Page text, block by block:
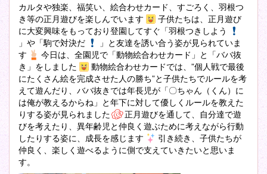
カルタや独楽、福笑い、絵合わせカード、すごろく、羽根つ
き等の正月遊びを楽しんでいます
子供たちは、正月遊び
に大変興味をもっており登園してすぐ「羽根つきしよう
」や「駒で対決だ
」と友達を誘い合う姿が見られていま
す
今日は、全園児で「動物絵合わせカード」と「ババ抜
き」をしました
動物絵合わせカードでは、”個人戦で最後
にたくさん絵を完成させた人の勝ち”と子供たちでルールを考
えて遊んだり、ババ抜きでは年長児が「〇ちゃん（くん）に
は俺が教えるからね」と年下に対して優しくルールを教えた
りする姿が見られました
正月遊びを通して、自分達で遊
びを考えたり、異年齢児と仲良く遊ぶために考えながら行動
したりする姿に、成長を感じます
引き続き、子供たちが
仲良く、楽しく遊べるように側で支えていきたいと思いま
す。